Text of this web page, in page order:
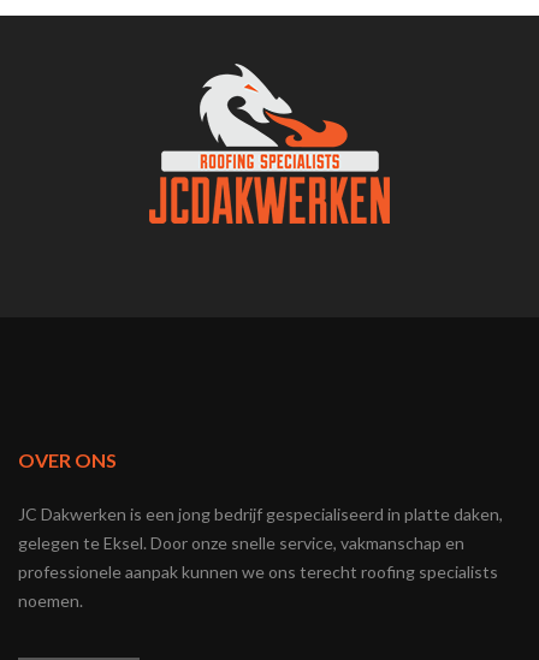
OVER ONS
JC Dakwerken is een jong bedrijf gespecialiseerd in platte daken,
gelegen te Eksel. Door onze snelle service, vakmanschap en
professionele aanpak kunnen we ons terecht roofing specialists
noemen.